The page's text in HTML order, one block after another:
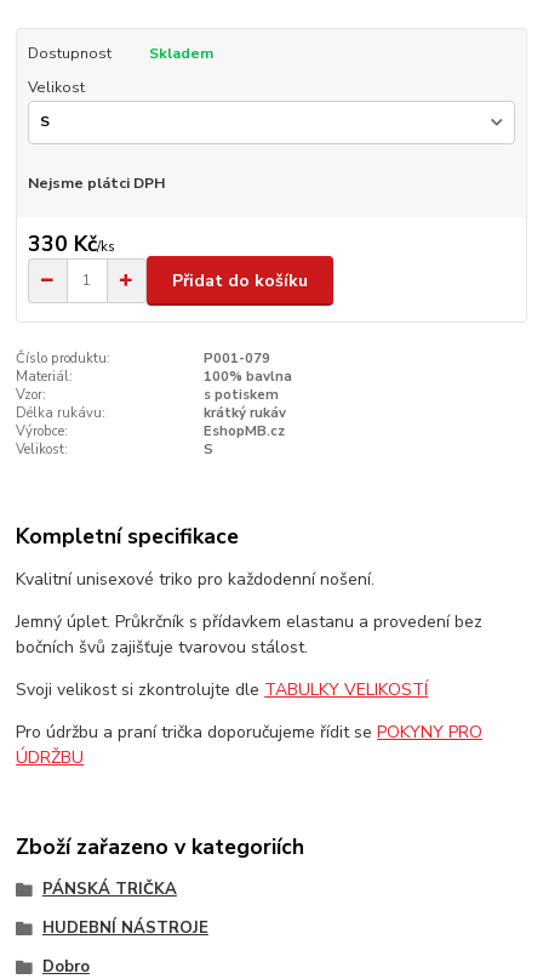
Dostupnost
Skladem
Velikost
Nejsme plátci DPH
330 Kč/ks
Přidat do košíku
Číslo produktu:
P001-079
Materiál:
100% bavlna
Vzor:
s potiskem
Délka rukávu:
krátký rukáv
Výrobce:
EshopMB.cz
Velikost:
S
Kompletní specifikace
Kvalitní unisexové triko pro každodenní nošení.
Jemný úplet. Průkrčník s přídavkem elastanu a provedení bez
bočních švů zajišťuje tvarovou stálost.
Svoji velikost si zkontrolujte dle TABULKY VELIKOSTÍ
Pro údržbu a praní trička doporučujeme řídit sePOKYNY PRO
ÚDRŽBU
Zboží zařazeno v kategoriích
PÁNSKÁ TRIČKA
HUDEBNÍ NÁSTROJE
Dobro